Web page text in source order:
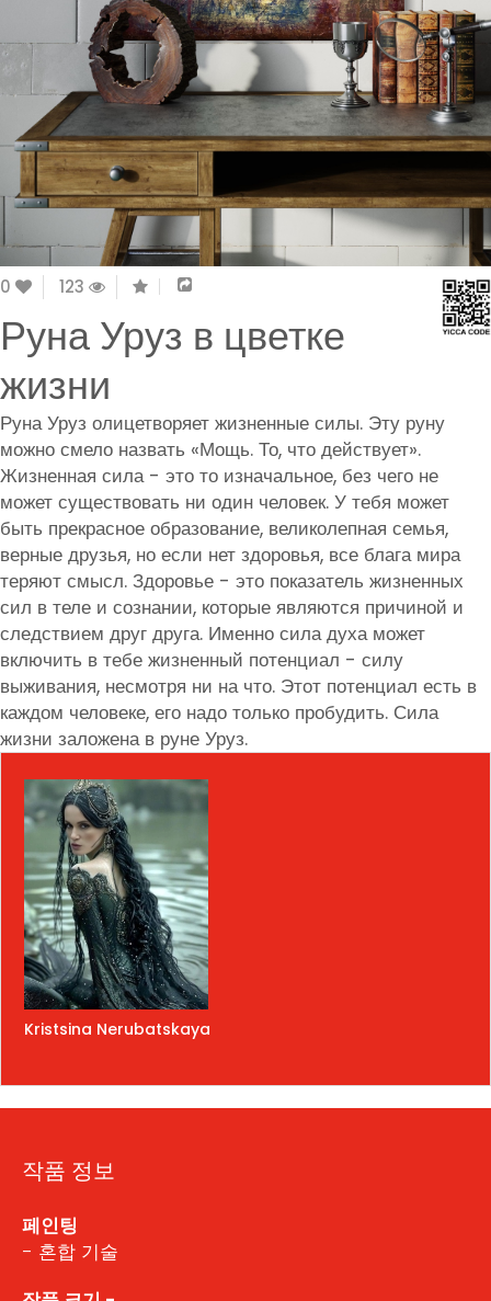
0 123
Руна Уруз в цветке
жизни
Руна Уруз олицетворяет жизненные силы. Эту руну
можно смело назвать «Мощь. То, что действует».
Жизненная сила - это то изначальное, без чего не
может существовать ни один человек. У тебя может
быть прекрасное образование, великолепная семья,
верные друзья, но если нет здоровья, все блага мира
теряют смысл. Здоровье - это показатель жизненных
сил в теле и сознании, которые являются причиной и
следствием друг друга. Именно сила духа может
включить в тебе жизненный потенциал - силу
выживания, несмотря ни на что. Этот потенциал есть в
каждом человеке, его надо только пробудить. Сила
жизни заложена в руне Уруз.
Kristsina Nerubatskaya
작품 정보
페인팅
- 혼합 기술